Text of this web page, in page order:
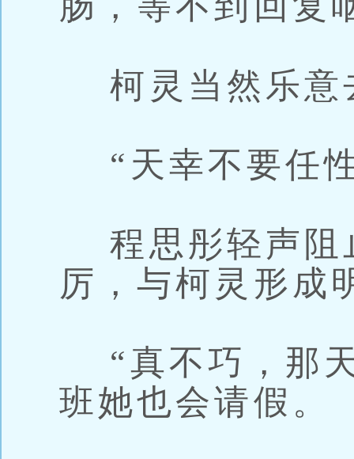
柯灵当然乐意
“天幸不要任
程思彤轻声阻
厉，与柯灵形成
“真不巧，那
班她也会请假。